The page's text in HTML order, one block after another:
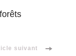
suivant